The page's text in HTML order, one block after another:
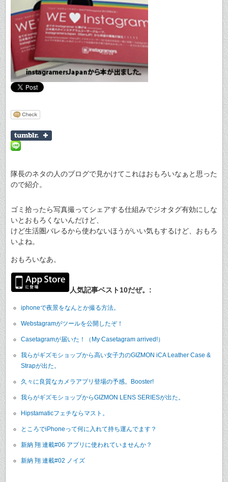
隊長のネタの人のブログで見かけてこれはおもろいなぁと思った
ので紹介。
ゴミ拾ったら写真撮ってシェアする仕組みでジオタグ有効にしな
いとおもろくないんだけど、
けど生活圏バレるから使わないほうがいい気もするけど、おもろ
いよね。
おもろいなあ。
人気記事ベスト10だぜ。:
iphoneで夜景をなんとか撮る方法。
Webstagramがツールを公開したぞ！
Casetagramが届いた！（My Casetagram arrived!）
我らがギズモショップから高い女子力のGIZMON iCA Leather Case &
Strapが出た。
久々に良質なカメラアプリ登場の予感。Booster!
我らがギズモショップからGIZMON LENS SERIESが出た。
Hipstamaticフェチならマスト。
ところでiPhoneって何に入れて持ち運んでます？
新納 翔 連載#06 アプリに使われていませんか？
新納 翔 連載#02 ノイズ